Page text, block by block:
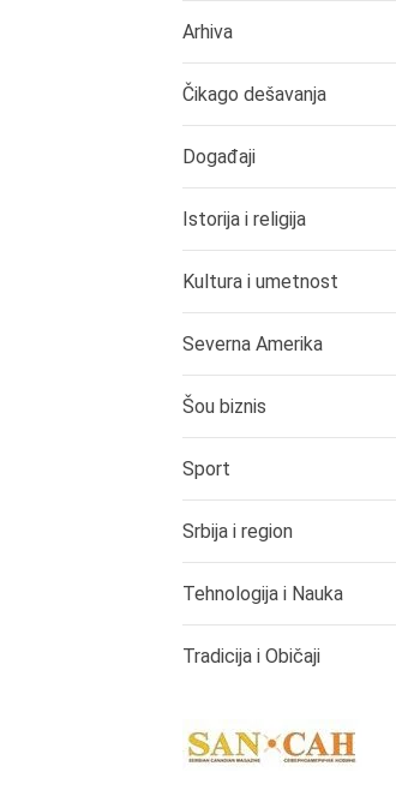
Arhiva
Čikago dešavanja
Događaji
Istorija i religija
Kultura i umetnost
Severna Amerika
Šou biznis
Sport
Srbija i region
Tehnologija i Nauka
Tradicija i Običaji